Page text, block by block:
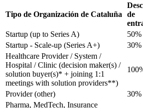
Tipo de Organización de Cataluña
de
Startup (up to Series A)
50%
Startup - Scale-up (Series A+)
30%
Healthcare Provider / System /
Hospital / Clinic (decision maker(s) /
solution buyer(s)* + joining 1:1
meetings with solution providers**)
Provider (other) 30%
Pharma, MedTech, Insurance